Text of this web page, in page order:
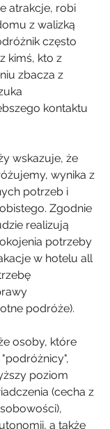
atrakcje, robi
z walizką
często
kimś, kto z
zbacza z
kontaktu
wskazuje, że
wynika z
potrzeb i
Zgodnie
realizują
potrzeby
w hotelu all
podróże).
osoby, które
poziom
(cecha z
a także